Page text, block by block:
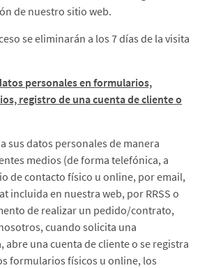
de nuestro sitio web.
se eliminarán a los 7 días de la visita
personales en formularios,
registro de una cuenta de cliente o
sus datos personales de manera
medios (de forma telefónica, a
de contacto físico u online, por email,
incluida en nuestra web, por RRSS o
de realizar un pedido/contrato,
cuando solicita una
una cuenta de cliente o se registra
formularios físicos u online, los